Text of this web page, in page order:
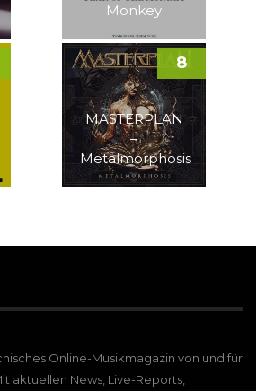
Monkey
MASTERPLAN
–
Metalmorphosis
8
Online-Musikmagazin von und für
aktuellen News, Live-Reports,